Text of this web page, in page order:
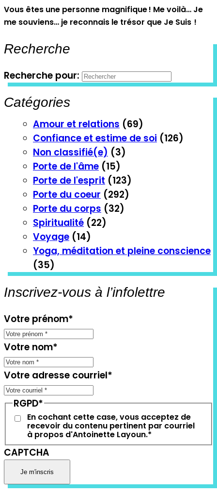
Vous êtes une personne magnifique ! Me voilà… Je
me souviens… je reconnais le trésor que Je Suis !
Recherche
Recherche pour:
Catégories
Amour et relations (69)
Confiance et estime de soi (126)
Non classifié(e) (3)
Porte de l'âme (15)
Porte de l'esprit (123)
Porte du coeur (292)
Porte du corps (32)
Spiritualité (22)
Voyage (14)
Yoga, méditation et pleine conscience
(35)
Inscrivez-vous à l’infolettre
Votre prénom*
Votre nom*
Votre adresse courriel*
RGPD*
En cochant cette case, vous acceptez de
recevoir du contenu pertinent par courriel
à propos d'Antoinette Layoun.*
CAPTCHA